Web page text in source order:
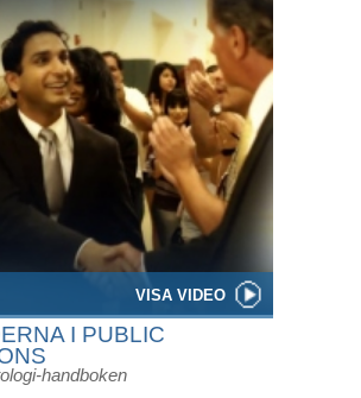
VISA VIDEO
I PUBLIC
handboken